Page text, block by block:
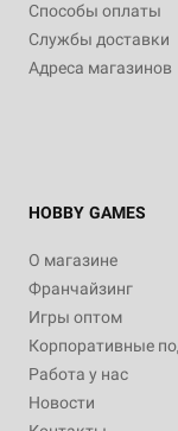
Способы оплаты
Службы доставки
Адреса магазинов
HOBBY GAMES
О магазине
Франчайзинг
Игры оптом
Корпоративные
Работа у нас
Новости